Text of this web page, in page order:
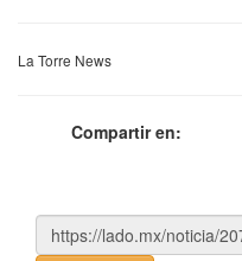
La Torre News
Compartir en: